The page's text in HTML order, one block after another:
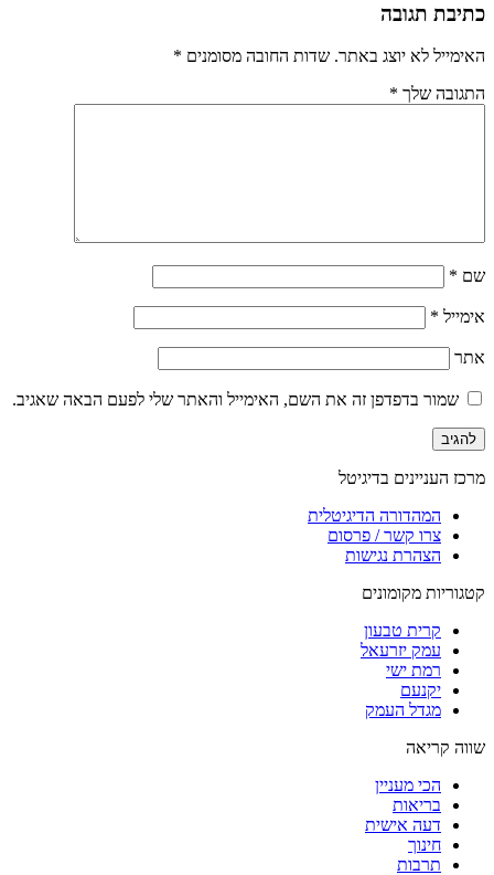
כתיבת תגובה
האימייל לא יוצג באתר. שדות החובה מסומנים *
התגובה שלך *
שם *
אימייל *
אתר
שמור בדפדפן זה את השם, האימייל והאתר שלי לפעם הבאה שאגיב.
מרכז העניינים בדיגיטל
המהדורה הדיגיטלית
צרו קשר / פרסום
הצהרת נגישות
קטגוריות מקומונים
קרית טבעון
עמק יזרעאל
רמת ישי
יקנעם
מגדל העמק
שווה קריאה
הכי מעניין
בריאות
דעה אישית
חינוך
תרבות